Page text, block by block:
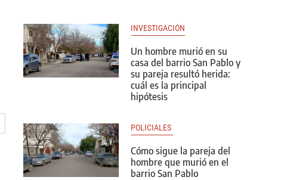
INVESTIGACIÓN
Un hombre murió en su
casa del barrio San Pablo y
su pareja resultó herida:
cuál es la principal
hipótesis
POLICIALES
Cómo sigue la pareja del
hombre que murió en el
barrio San Pablo